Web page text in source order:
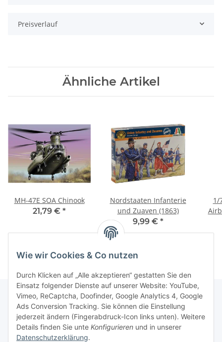
Preisverlauf
Ähnliche Artikel
MH-47E SOA Chinook
21,79 € *
Nordstaaten Infanterie
und Zuaven (1863)
9,99 € *
1/
Informationen
Wie wir Cookies & Co nutzen
Durch Klicken auf „Alle akzeptieren“ gestatten Sie den
Einsatz folgender Dienste auf unserer Website: YouTube,
Vimeo, ReCaptcha, Doofinder, Google Analytics 4, Google
Ads Conversion Tracking. Sie können die Einstellung
jederzeit ändern (Fingerabdruck-Icon links unten). Weitere
Details finden Sie unte Konfigurieren und in unserer
Datenschutzerklärung.